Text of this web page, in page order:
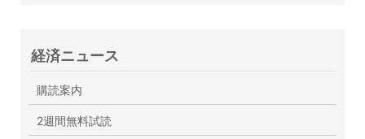
経済ニュース
購読案内
2週間無料試読